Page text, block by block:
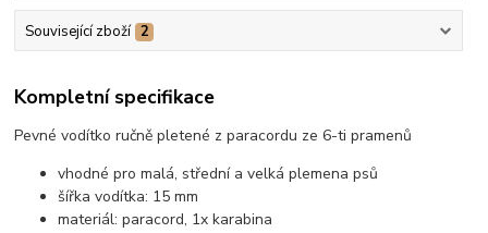
Související zboží 2
Kompletní specifikace
Pevné vodítko ručně pletené z paracordu ze 6-ti pramenů
vhodné pro malá, střední a velká plemena psů
šířka vodítka: 15 mm
materiál: paracord, 1x karabina